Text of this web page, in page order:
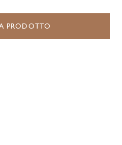
PRODOTTO